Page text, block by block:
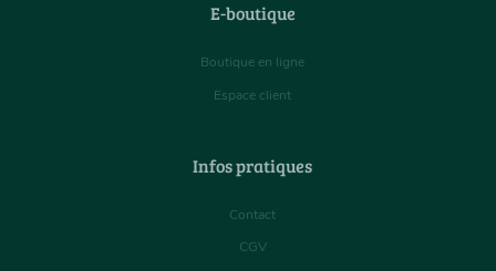
E-boutique
Boutique en ligne
Espace client
Infos pratiques
Contact
CGV